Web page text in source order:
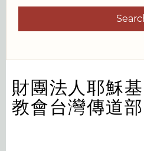
財團法人耶穌
教會台灣傳道